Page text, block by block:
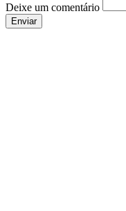
Deixe um comentário
Enviar